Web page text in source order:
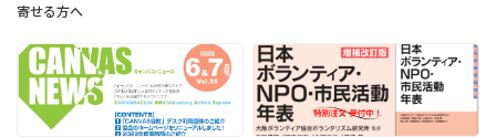
寄せる方へ